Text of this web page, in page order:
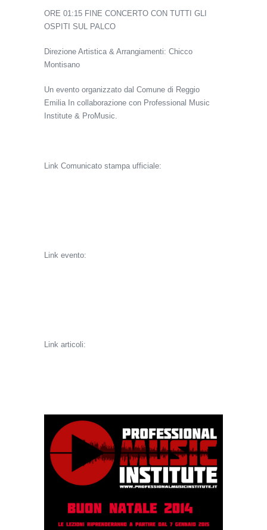
ORE 01:15 FINE CONCERTO CON TUTTI GLI
OSPITI SUL PALCO
Direzione Artistica & Arrangiamenti: Chicco
Montisano
Un evento organizzato dal Comune di Reggio
Emilia In collaborazione con Professional Music
Institute & ProMusic.
Link Comunicato stampa ufficiale:
Link evento:
Link articoli: